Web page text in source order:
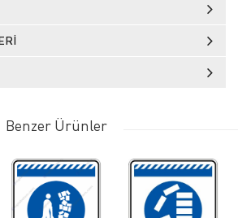
Benzer Ürünler